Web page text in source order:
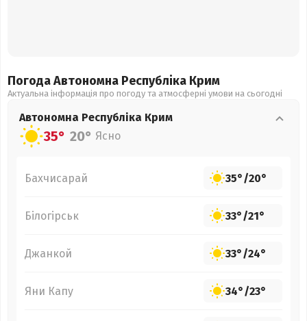
Погода Автономна Республіка Крим
Актуальна інформація про погоду та атмосферні умови на сьогодні
Автономна Республіка Крим
35° 20° Ясно
Бахчисарай 35°/20°
Білогірськ 33°/21°
Джанкой 33°/24°
Яни Капу 34°/23°